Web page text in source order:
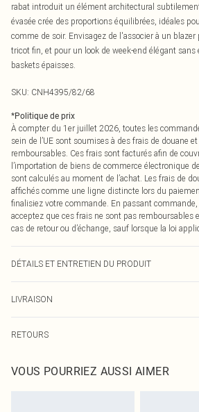
rabat introduit un élément architectural
évasée crée des proportions équilibrées, idéales
comme de soir. Envisagez de l'associer à un
tricot fin, et pour un look de week-end élégant sans
baskets épaisses.
SKU: CNH4395/82/68
*Politique de prix
À compter du 1er juillet 2026, toutes les
sein de l’UE sont soumises à des frais de douane
remboursables. Ces frais sont facturés afin de
l’importation de biens de commerce électronique
sont calculés au moment de l’achat. Les frais de
affichés comme une ligne distincte lors du
finalisiez votre commande. En passant
acceptez que ces frais ne sont pas remboursables
cas de retour ou d’échange, sauf lorsque la loi
DÉTAILS ET ENTRETIEN DU PRODUIT
la couleur peut déteindre.
LIVRAISON
Livraison express France
Jusqu'à 2-3 jours ouvrables
RETOURS
pour nous retourner un article.
VOUS POURRIEZ AUSSI AIMER